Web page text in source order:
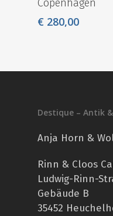
Copenhagen
€ 280,00
Destique – Antik
Anja Horn &
Rinn & Cloos
Ludwig-Rinn-
Gebäude B
35452